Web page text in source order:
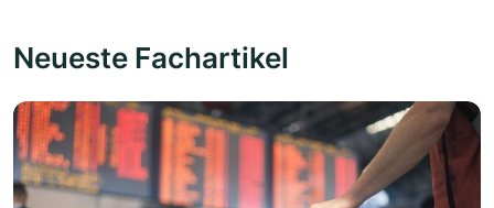
Neueste Fachartikel